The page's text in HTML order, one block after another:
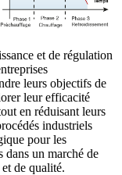
et de régulation
leurs objectifs de
leur efficacité
en réduisant leurs
industriels
pour les
dans un marché de
de qualité.